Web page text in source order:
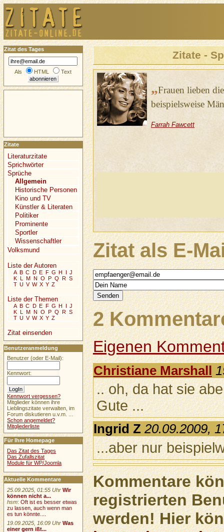
Zitate -
„Frauen lieben
beispielsweise
Farrah Fawcett
Zitat als E-
2
Eigenen
Christiane Marshall
.. oh, da hat sie
Gute ...
Ingrid Z 20.09.2009,
...aber nur
Kommentare
registrierten
werden! Hier
Zitat des Tages
Als HTML Text
Zitate
Literaturzitate
Sprichwörter
Sprüche
Allgemein
Historische Personen
Kino und TV
Künstler & Literaten
Politiker
Prominente
Sportler
Wissenschaftler
Volksmund
Liste der Autoren
A B C D E F G H I J
K L M N O P Q R S
T U V W X Y Z
Liste der Themen
A B C D E F G H I J
K L M N O P Q R S
T U V W X Y Z
Zitat einsenden
Benutzeranmeldung
Benutzer (oder E-Mail):
Kennwort:
Kennwort vergessen?
Mitglieder können ihre
Lieblingszitate verwalten, im
Forum diskutieren u.v.m. ...
Schon angemeldet?
Mitgliederliste
Für Ihre Homepage
Das Zitat des Tages
Das Zufallszitat
Module für WP/Joomla
Aktuelle Kommentare
25.09.2025, 01:55 Uhr Wir
können nicht a...
hsm:Oft ist es besser etwas
zu lassen, auch wenn man
es tun könnte....
19.09.2025, 16:09 Uhr Was
einer gern ißt...